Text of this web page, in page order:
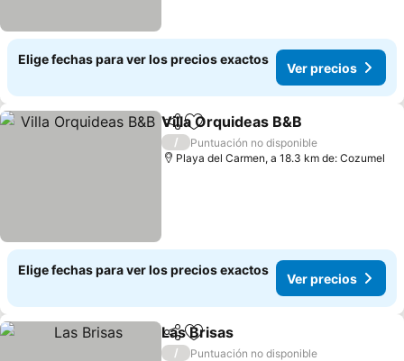
Elige fechas para ver los precios exactos
Ver precios
CompartirAgregar a favoritos
Villa Orquideas B&B
/
Puntuación no disponible
Playa del Carmen, a 18.3 km de: Cozumel
Elige fechas para ver los precios exactos
Ver precios
CompartirAgregar a favoritos
Las Brisas
/
Puntuación no disponible